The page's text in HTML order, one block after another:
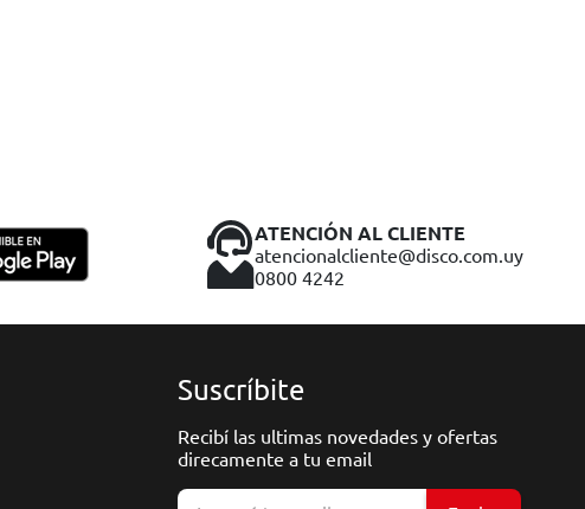
ATENCIÓN AL CLIENTE
atencionalcliente@disco.com.uy
0800 4242
Suscríbite
Recibí las ultimas novedades y ofertas
direcamente a tu email